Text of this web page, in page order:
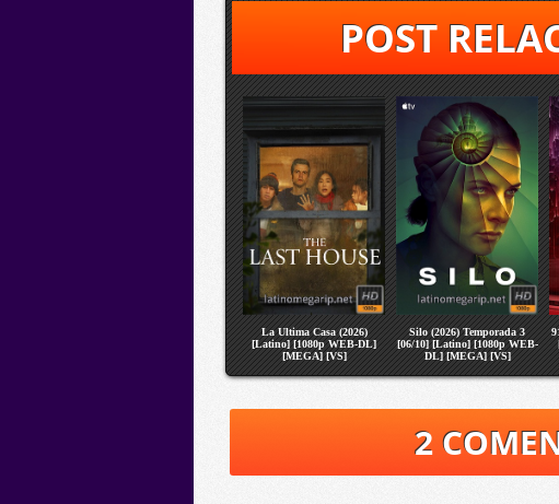
POST
La Ultima Casa (2026)
[Latino] [1080p WEB-DL]
[MEGA] [VS]
Silo (2026) Temporada 3
[06/10] [Latino] [1080p WEB-
DL] [MEGA] [VS]
2